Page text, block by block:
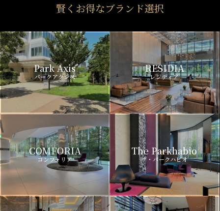
賢くお得なブランド選択
Park Axis
パークアクシス
RESIDIA
レジディア
COMFORIA
コンフォリア
The Parkhabio
ザ・パークハビオ